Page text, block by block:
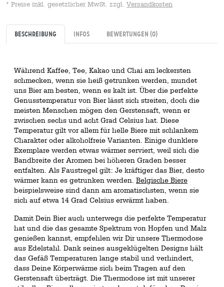
* Preise inkl. gesetzlicher MwSt. zzgl. Versandkosten
Beschreibung Infos Bewertungen (0)
Während Kaffee, Tee, Kakao und Chai am leckersten
schmecken, wenn sie heiß getrunken werden, mundet
uns Bier am besten, wenn es kalt ist. Über die perfekte
Genusstemperatur von Bier lässt sich streiten, doch die
meisten Menschen mögen den Gerstensaft, wenn er
zwischen sechs und acht Grad Celsius hat. Diese
Temperatur gilt vor allem für helle Biere mit schlankem
Charakter oder alkoholfreie Varianten. Einige dunklere
Exemplare werden etwas wärmer serviert, weil sich die
Bandbreite der Aromen bei höheren Graden besser
entfalten. Als Faustregel gilt: Je kräftiger das Bier, desto
wärmer kann es getrunken werden. Belgische Biere
beispielsweise sind dann am aromatischsten, wenn sie
sich auf etwa 14 Grad Celsius erwärmt haben.
Damit Dein Bier auch unterwegs die perfekte Temperatur
hat und die das gesamte Spektrum von Hopfen und Malz
genießen kannst, empfehlen wir Dir unsere Thermodose
aus Edelstahl. Dank seines ausgeklügelten Designs hält
das Gefäß Temperaturen lange stabil und verhindert,
dass Deine Körperwärme sich beim Tragen auf den
Gerstensaft überträgt. Die Thermodose ist mit unserer